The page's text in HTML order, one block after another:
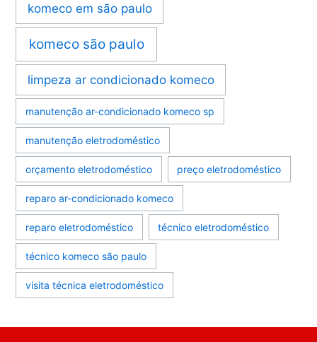
komeco em são paulo
komeco são paulo
limpeza ar condicionado komeco
manutenção ar-condicionado komeco sp
manutenção eletrodoméstico
orçamento eletrodoméstico preço eletrodoméstico
reparo ar-condicionado komeco
reparo eletrodoméstico técnico eletrodoméstico
técnico komeco são paulo
visita técnica eletrodoméstico